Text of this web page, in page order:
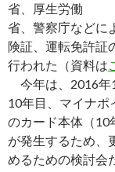
省、厚生労働
省、警察庁などに
険証、運転免許証
行われた（資料は
今年は、2016年
10年目、マイナポ
のカード本体（10
が発生するため、
めるための検討会